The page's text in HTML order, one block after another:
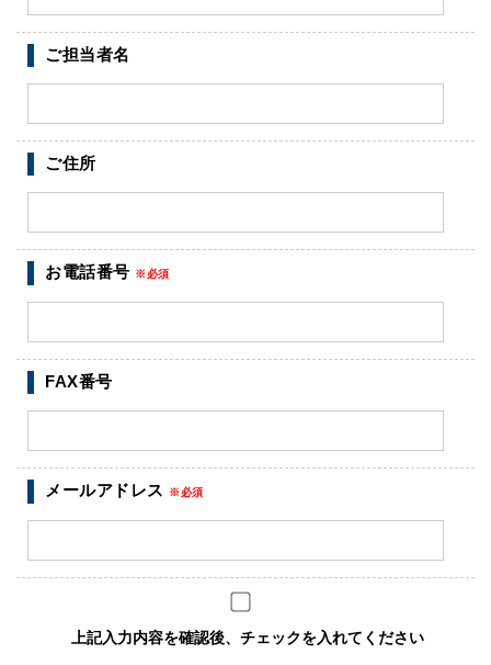
ご担当者名
ご住所
お電話番号 ※必須
FAX番号
メールアドレス ※必須
上記入力内容を確認後、チェックを入れてください